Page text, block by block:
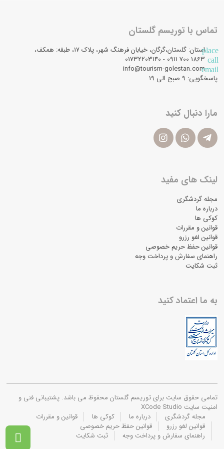

تماس با توریسم گلستان
placeاستان: گلستان،گرگان، خیابان فرهنگ شهر، پلاک 17، طبقه: همکف،
call
1863 700 0911 - 01732203140
email
info@tourism-golestan.com
پاسخگویی: ۹ صبح الی 19
مارا دنبال کنید
لینک های مفید
مجله گردشگری
درباره ما
کوکی ها
قوانین و مقررات
قوانین لغو رزرو
قوانین حفظ حریم خصوصی
راهنمای سفارش و پرداخت وجه
ثبت شکایت
به ما اعتماد کنید
تمامی حقوق سایت برای توریسم گلستان محفوظ می باشد. پشتیبانی فنی و
امنیت سایت XCode Studio
مجله گردشگری
درباره ما کوکی ها
قوانین و مقررات
قوانین لغو رزرو
قوانین حفظ حریم خصوصی
راهنمای سفارش و پرداخت وجه
ثبت شکایت